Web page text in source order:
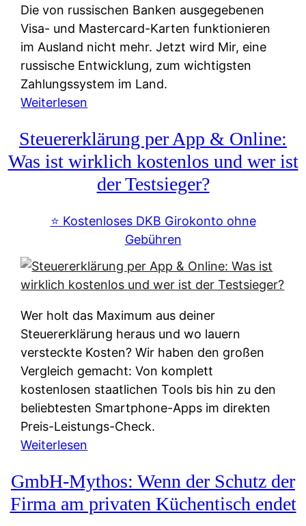
n
a
t
i
v
e
&
f
r
e
u
s
u
n
f
t
e
i
e
W
e
r
Die von russischen Banken ausgegebenen
Visa- und Mastercard-Karten funktionieren
im Ausland nicht mehr. Jetzt wird Mir, eine
russische Entwicklung, zum wichtigsten
Zahlungssystem im Land.
Weiterlesen
a
h
g
s
y
t
e
m
M
I
R
:
W
e
u
Steuererklärung per App & Online:
Was ist wirklich kostenlos und wer ist
der Testsieger?
⭐️ Kostenloses DKB Girokonto ohne
Gebühren
Wer holt das Maximum aus deiner
Steuererklärung heraus und wo lauern
versteckte Kosten? Wir haben den großen
Vergleich gemacht: Von komplett
kostenlosen staatlichen Tools bis hin zu den
beliebtesten Smartphone-Apps im direkten
Preis-Leistungs-Check.
Weiterlesen
t
e
u
GmbH-Mythos: Wenn der Schutz der
Firma am privaten Küchentisch endet